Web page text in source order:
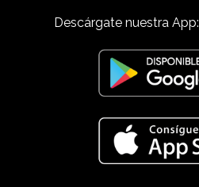
Descárgate nuestra App: